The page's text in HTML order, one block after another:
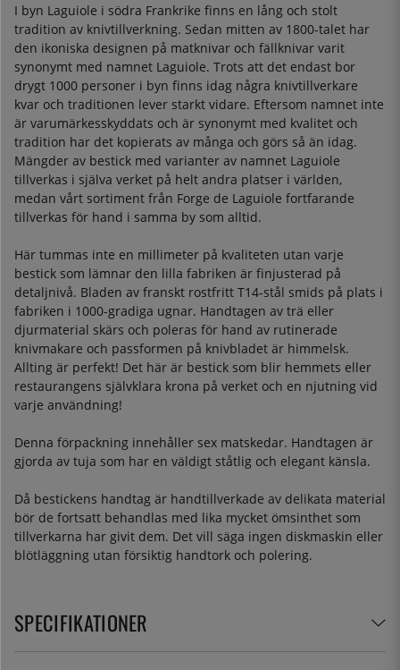
I byn Laguiole i södra Frankrike finns en lång och stolt
tradition av knivtillverkning. Sedan mitten av 1800-talet har
den ikoniska designen på matknivar och fällknivar varit
synonymt med namnet Laguiole. Trots att det endast bor
drygt 1000 personer i byn finns idag några knivtillverkare
kvar och traditionen lever starkt vidare. Eftersom namnet inte
är varumärkesskyddats och är synonymt med kvalitet och
tradition har det kopierats av många och görs så än idag.
Mängder av bestick med varianter av namnet Laguiole
tillverkas i själva verket på helt andra platser i världen,
medan vårt sortiment från Forge de Laguiole fortfarande
tillverkas för hand i samma by som alltid.
Här tummas inte en millimeter på kvaliteten utan varje
bestick som lämnar den lilla fabriken är finjusterad på
detaljnivå. Bladen av franskt rostfritt T14-stål smids på plats i
fabriken i 1000-gradiga ugnar. Handtagen av trä eller
djurmaterial skärs och poleras för hand av rutinerade
knivmakare och passformen på knivbladet är himmelsk.
Allting är perfekt! Det här är bestick som blir hemmets eller
restaurangens självklara krona på verket och en njutning vid
varje användning!
Denna förpackning innehåller sex matskedar. Handtagen är
gjorda av tuja som har en väldigt ståtlig och elegant känsla.
Då bestickens handtag är handtillverkade av delikata material
bör de fortsatt behandlas med lika mycket ömsinthet som
tillverkarna har givit dem. Det vill säga ingen diskmaskin eller
blötläggning utan försiktig handtork och polering.
SPECIFIKATIONER